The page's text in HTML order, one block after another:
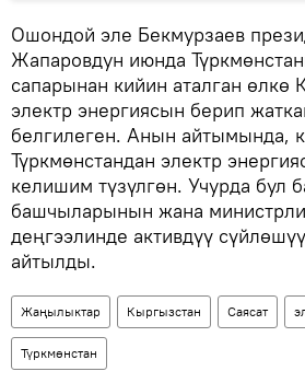
Ошондой эле Бекмурзаев
Жапаровдун июнда
сапарынан кийин аталган өлкө
электр энергиясын берип
белгилеген. Анын айтымында,
Түркмөнстандан электр
келишим түзүлгөн. Учурда бул
башчыларынын жана
деңгээлинде активдүү
айтылды.
Жаңылыктар Кыргызстан Саясат
Түркмөнстан